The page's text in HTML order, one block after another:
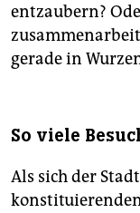
entzaubern?
gerade in
So viele
Als sich der